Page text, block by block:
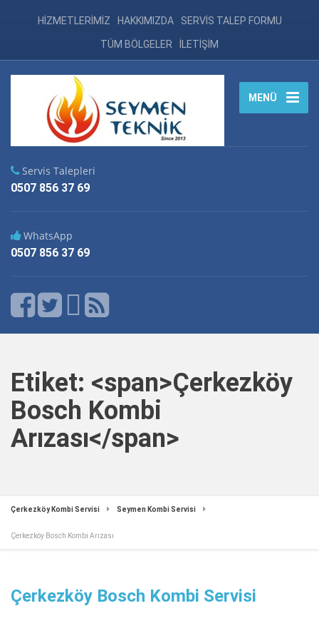
HİZMETLERİMİZ HAKKIMIZDA SERVİS TALEP FORMU
TÜM BÖLGELER İLETİŞİM
MENÜ
Servis Talepleri
0507 856 37 69
WhatsApp
0507 856 37 69
Etiket: <span>Çerkezköy
Bosch Kombi
Arızası</span>
Çerkezköy Kombi Servisi Seymen Kombi Servisi
Çerkezköy Bosch Kombi Arızası
Çerkezköy Bosch Kombi Servisi